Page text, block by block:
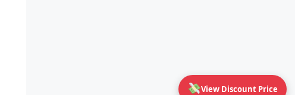
View Discount Price